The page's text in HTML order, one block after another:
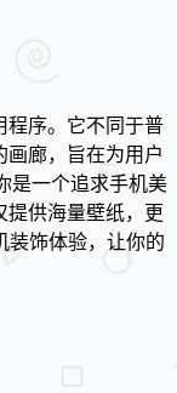
程序。它不同于普
画廊，旨在为用户
是一个追求手机美
提供海量壁纸，更
装饰体验，让你的